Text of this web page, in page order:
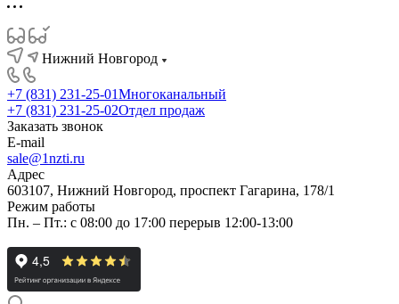
Нижний Новгород
+7 (831) 231-25-01Многоканальный
+7 (831) 231-25-02Отдел продаж
Заказать звонок
E-mail
sale@1nzti.ru
Адрес
603107, Нижний Новгород, проспект Гагарина, 178/1
Режим работы
Пн. – Пт.: с 08:00 до 17:00 перерыв 12:00-13:00